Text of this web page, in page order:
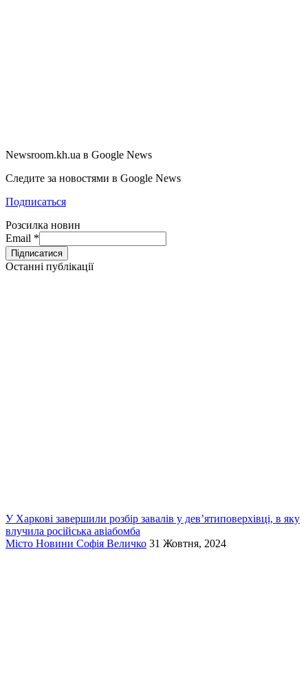
Newsroom.kh.ua в Google News
Следите за новостями в Google News
Подписаться
Розсилка новин
Email *
Останні публікації
У Харкові завершили розбір завалів у дев’ятиповерхівці, в яку
влучила російська авіабомба
Місто Новини Софія Величко 31 Жовтня, 2024